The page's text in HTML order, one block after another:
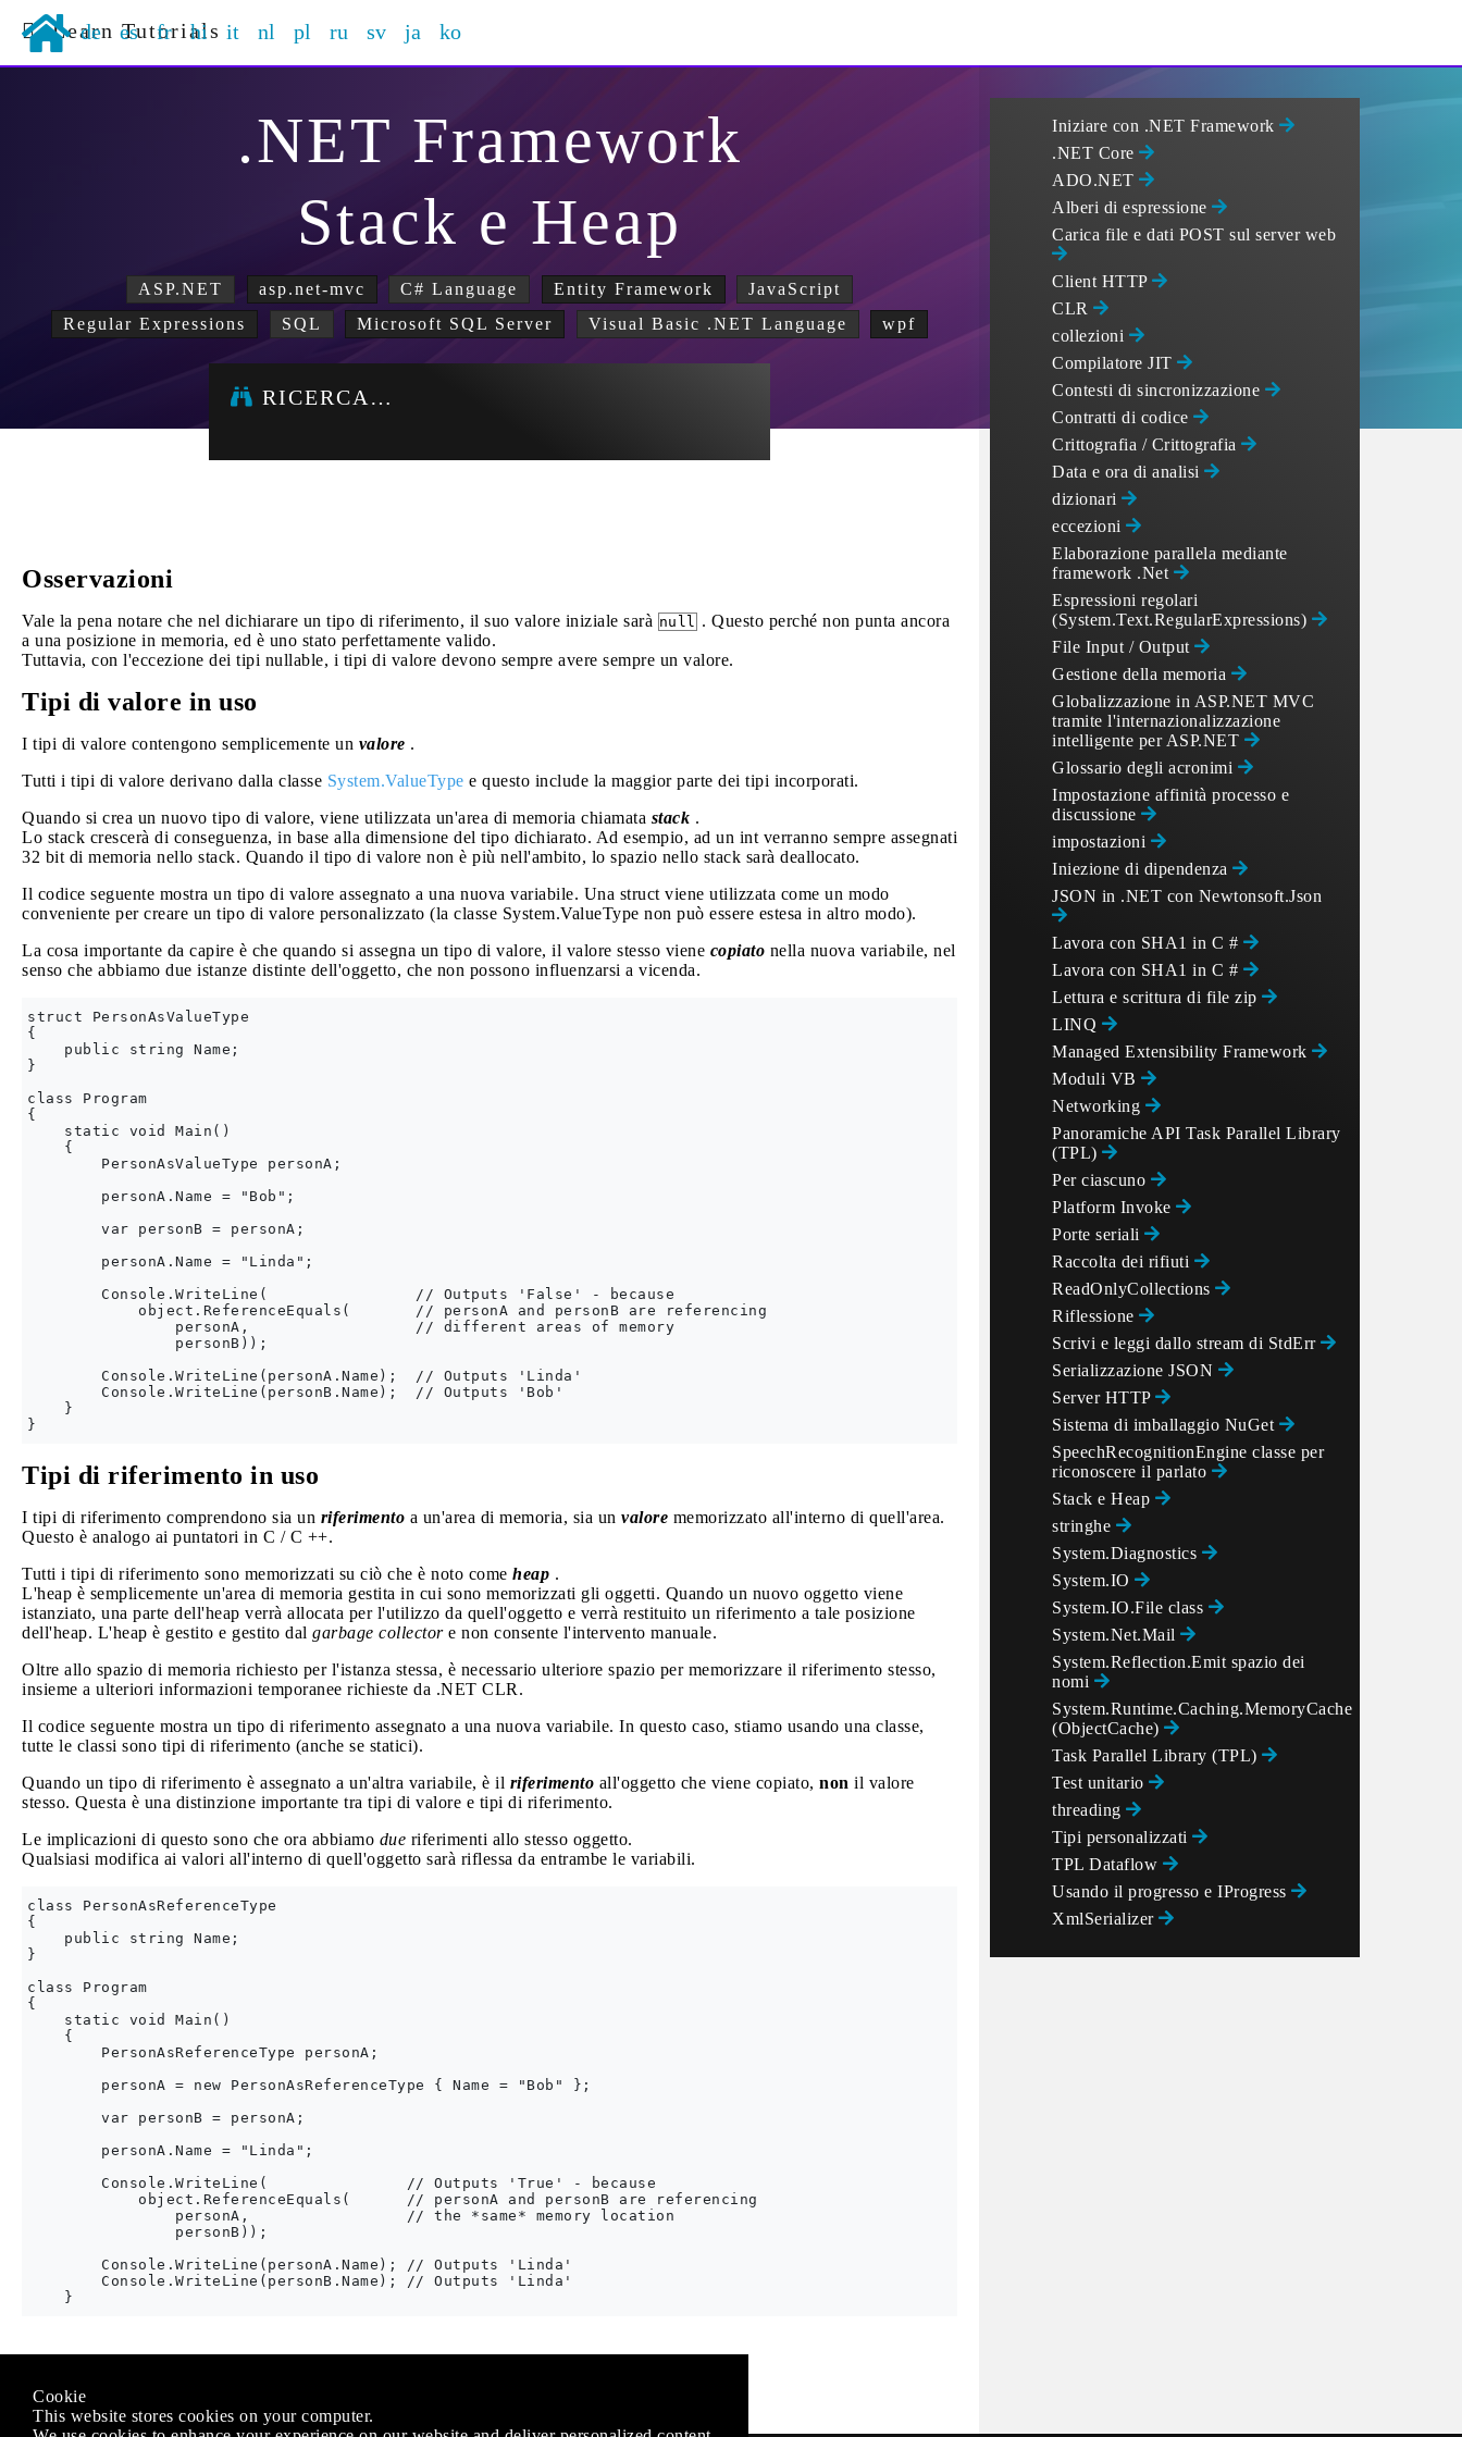
Learn Tutorials
de es fr hi it nl pl ru sv ja ko
.NET Framework
Stack e Heap
ASP.NET asp.net-mvc C# Language Entity Framework
JavaScript
Regular Expressions
SQL Microsoft SQL Server Visual Basic .NET Language wpf
RICERCA…
Osservazioni
Vale la pena notare che nel dichiarare un tipo di riferimento, il suo valore iniziale sarà null . Questo perché non punta ancora
a una posizione in memoria, ed è uno stato perfettamente valido.
Tuttavia, con l'eccezione dei tipi nullable, i tipi di valore devono sempre avere sempre un valore.
Tipi di valore in uso
I tipi di valore contengono semplicemente un valore .
Tutti i tipi di valore derivano dalla classe System.ValueType e questo include la maggior parte dei tipi incorporati.
Quando si crea un nuovo tipo di valore, viene utilizzata un'area di memoria chiamata stack .
Lo stack crescerà di conseguenza, in base alla dimensione del tipo dichiarato. Ad esempio, ad un int verranno sempre assegnati
32 bit di memoria nello stack. Quando il tipo di valore non è più nell'ambito, lo spazio nello stack sarà deallocato.
Il codice seguente mostra un tipo di valore assegnato a una nuova variabile. Una struct viene utilizzata come un modo
conveniente per creare un tipo di valore personalizzato (la classe System.ValueType non può essere estesa in altro modo).
La cosa importante da capire è che quando si assegna un tipo di valore, il valore stesso viene copiato nella nuova variabile, nel
senso che abbiamo due istanze distinte dell'oggetto, che non possono influenzarsi a vicenda.
struct PersonAsValueType
{
    public string Name;
}
class Program
{
    static void Main()
    {
        PersonAsValueType personA;
        personA.Name = "Bob";
        var personB = personA;
        personA.Name = "Linda";
        Console.WriteLine(                // Outputs 'False' - because
            object.ReferenceEquals(       // personA and personB are referencing
                personA,                  // different areas of memory
                personB));
        Console.WriteLine(personA.Name);  // Outputs 'Linda'
        Console.WriteLine(personB.Name);  // Outputs 'Bob'
    }
Tipi di riferimento in uso
I tipi di riferimento comprendono sia un riferimento a un'area di memoria, sia un valore memorizzato all'interno di quell'area.
Questo è analogo ai puntatori in C / C ++.
Tutti i tipi di riferimento sono memorizzati su ciò che è noto come heap .
L'heap è semplicemente un'area di memoria gestita in cui sono memorizzati gli oggetti. Quando un nuovo oggetto viene
istanziato, una parte dell'heap verrà allocata per l'utilizzo da quell'oggetto e verrà restituito un riferimento a tale posizione
dell'heap. L'heap è gestito e gestito dal garbage collectore non consente l'intervento manuale.
Oltre allo spazio di memoria richiesto per l'istanza stessa, è necessario ulteriore spazio per memorizzare il riferimento stesso,
insieme a ulteriori informazioni temporanee richieste da .NET CLR.
Il codice seguente mostra un tipo di riferimento assegnato a una nuova variabile. In questo caso, stiamo usando una classe,
tutte le classi sono tipi di riferimento (anche se statici).
Quando un tipo di riferimento è assegnato a un'altra variabile, è il riferimento all'oggetto che viene copiato, non il valore
stesso. Questa è una distinzione importante tra tipi di valore e tipi di riferimento.
Le implicazioni di questo sono che ora abbiamo due riferimenti allo stesso oggetto.
Qualsiasi modifica ai valori all'interno di quell'oggetto sarà riflessa da entrambe le variabili.
class PersonAsReferenceType
{
    public string Name;
}
class Program
{
    static void Main()
    {
        PersonAsReferenceType personA;
        personA = new PersonAsReferenceType { Name = "Bob" };
        var personB = personA;
        personA.Name = "Linda";
        Console.WriteLine(               // Outputs 'True' - because
            object.ReferenceEquals(      // personA and personB are referencing
                personA,                 // the *same* memory location
                personB));
        Console.WriteLine(personA.Name); // Outputs 'Linda'
        Console.WriteLine(personB.Name); // Outputs 'Linda'
Autorizzato sotto
Non affiliato conStack Overflow
Iniziare con .NET Framework
.NET Core
ADO.NET
Alberi di espressione
Carica file e dati POST sul server web
Client HTTP
CLR
collezioni
Compilatore JIT
Contesti di sincronizzazione
Contratti di codice
Crittografia / Crittografia
Data e ora di analisi
dizionari
eccezioni
Elaborazione parallela mediante
framework .Net
Espressioni regolari
(System.Text.RegularExpressions)
File Input / Output
Gestione della memoria
Globalizzazione in ASP.NET MVC
tramite l'internazionalizzazione
intelligente per ASP.NET
Glossario degli acronimi
Impostazione affinità processo e
discussione
impostazioni
Iniezione di dipendenza
JSON in .NET con Newtonsoft.Json
Lavora con SHA1 in C #
Lavora con SHA1 in C #
Lettura e scrittura di file zip
LINQ
Managed Extensibility Framework
Moduli VB
Networking
Panoramiche API Task Parallel Library
(TPL)
Per ciascuno
Platform Invoke
Porte seriali
Raccolta dei rifiuti
ReadOnlyCollections
Riflessione
Scrivi e leggi dallo stream di StdErr
Serializzazione JSON
Server HTTP
Sistema di imballaggio NuGet
SpeechRecognitionEngine classe per
riconoscere il parlato
Stack e Heap
stringhe
System.Diagnostics
System.IO
System.IO.File class
System.Net.Mail
System.Reflection.Emit spazio dei
nomi
System.Runtime.Caching.MemoryCache
(ObjectCache)
Task Parallel Library (TPL)
Test unitario
threading
Tipi personalizzati
TPL Dataflow
Usando il progresso e IProgress
XmlSerializer
Cookie
This website stores cookies on your computer.